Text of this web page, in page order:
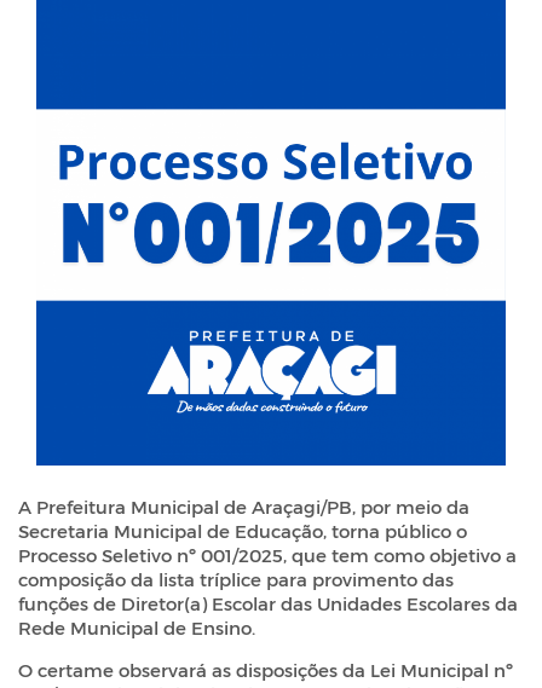
A Prefeitura Municipal de Araçagi/PB, por meio da
Secretaria Municipal de Educação, torna público o
Processo Seletivo nº 001/2025, que tem como objetivo a
composição da lista tríplice para provimento das
funções de Diretor(a) Escolar das Unidades Escolares da
Rede Municipal de Ensino.
O certame observará as disposições da Lei Municipal nº